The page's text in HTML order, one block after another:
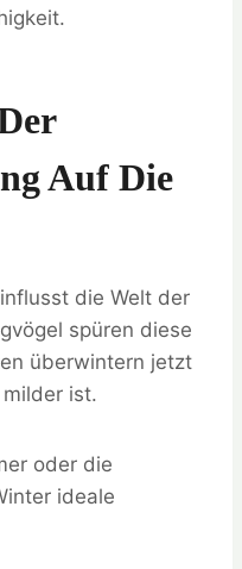
Auf Die
die Welt der
spüren diese
überwintern jetzt
ist.
oder die
ideale